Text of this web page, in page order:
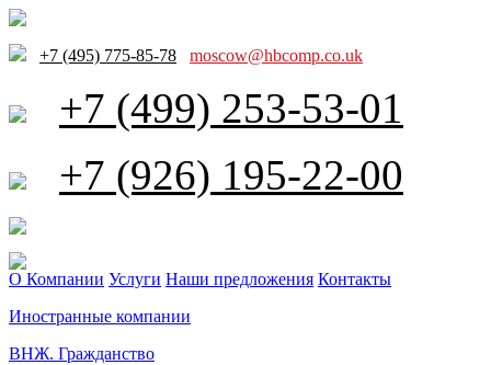
+7 (495) 775-85-78 moscow@hbcomp.co.uk
+7 (499) 253-53-01
+7 (926) 195-22-00
О Компании Услуги Наши предложения Контакты
Иностранные компании
ВНЖ. Гражданство